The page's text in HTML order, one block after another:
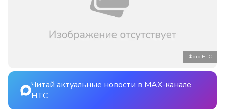
Фото НТС
Читай актуальные новости в MAX-канале
НТС